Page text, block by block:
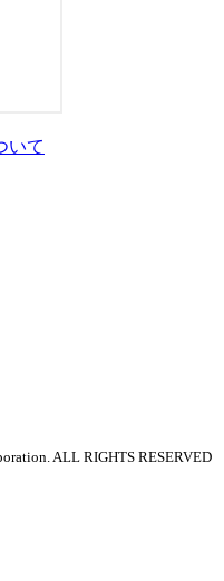
いて
ALL RIGHTS RESERVED